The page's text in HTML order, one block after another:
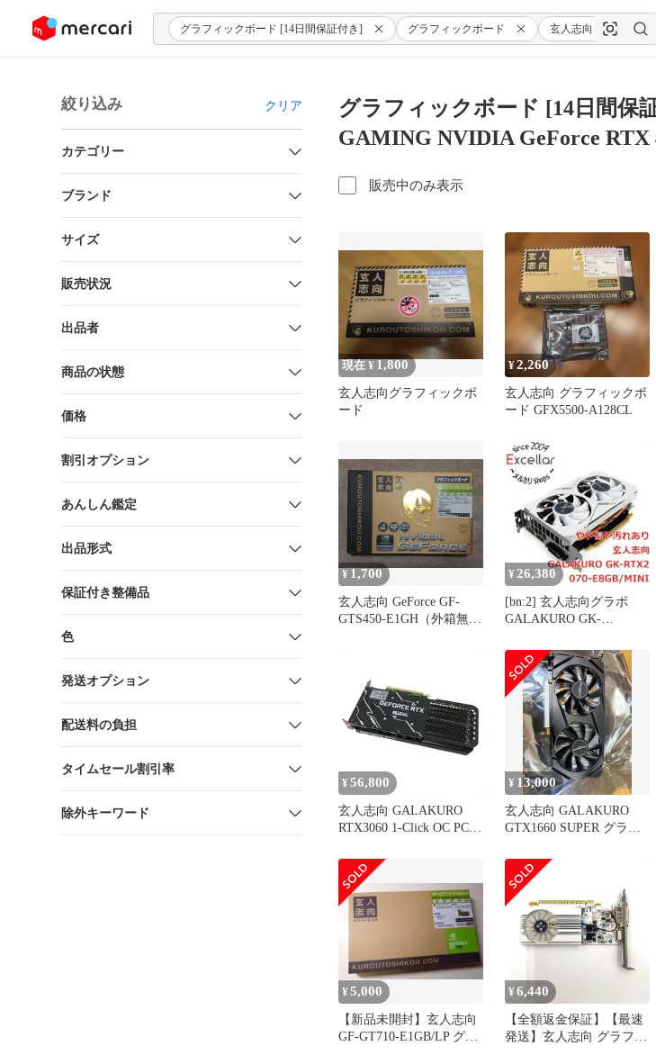
ツにスキップ グラフィックボード [14日間保証付き] グラフィックボード 玄人志向
絞り込み クリア
カテゴリー
ブランド
サイズ
販売状況
出品者
商品の状態
価格
割引オプション
あんしん鑑定
出品形式
保証付き整備品
色
発送オプション
配送料の負担
タイムセール割引率
除外キーワード
グラフィックボード [14日間保
GAMING NVIDIA GeForce RTX
販売中のみ表示
現在 ¥ 1,800
玄人志向グラフィックボ
ード
¥2,260
玄人志向 グラフィックボ
ード GFX5500-A128CL
¥ 1,700
玄人志向 GeForce GF-
GTS450-E1GH（外箱無し
¥ 26,380
[bn:2] 玄人志向グラボ
GALAKURO GK-
PCIExp 8GB
¥ 56,800
玄人志向 GALAKURO
RTX3060 1-Click OC PCI-
ラフィックボード 中古
M11499438
¥ 13,000
玄人志向 GALAKURO
GTX1660 SUPER グラフ
¥5,000
【新品未開封】玄人志向
GF-GT710-E1GB/LP グラ
¥6,440
【全額返金保証】【最速
発送】玄人志向 グラフィ